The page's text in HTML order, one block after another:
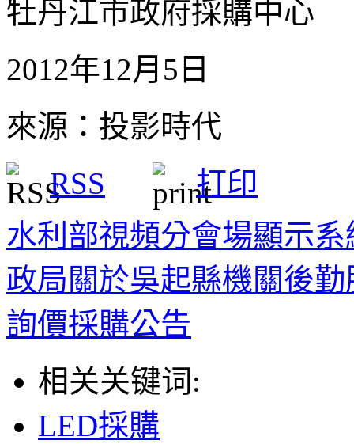
牡丹江市政府採購中心
2012年12月5日
來源：投影時代
RSS
打印
水利部視頻分會場顯示
政局關於吳起縣機關後
詢價採購公告
相关关键词:
LED採購